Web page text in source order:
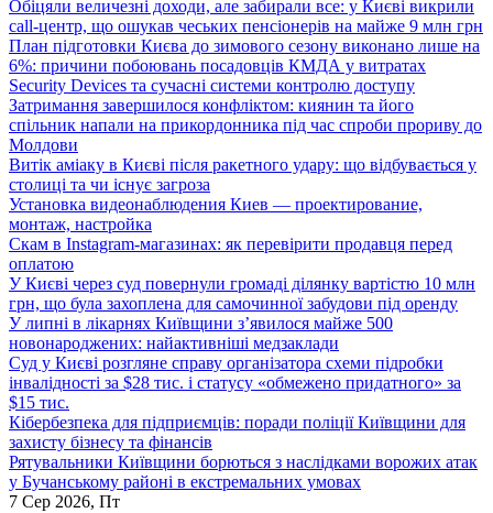
Обіцяли величезні доходи, але забирали все: у Києві викрили
call-центр, що ошукав чеських пенсіонерів на майже 9 млн грн
План підготовки Києва до зимового сезону виконано лише на
6%: причини побоювань посадовців КМДА у витратах
Security Devices та сучасні системи контролю доступу
Затримання завершилося конфліктом: киянин та його
спільник напали на прикордонника під час спроби прориву до
Молдови
Витік аміаку в Києві після ракетного удару: що відбувається у
столиці та чи існує загроза
Установка видеонаблюдения Киев — проектирование,
монтаж, настройка
Скам в Instagram-магазинах: як перевірити продавця перед
оплатою
У Києві через суд повернули громаді ділянку вартістю 10 млн
грн, що була захоплена для самочинної забудови під оренду
У липні в лікарнях Київщини з’явилося майже 500
новонароджених: найактивніші медзаклади
Суд у Києві розгляне справу організатора схеми підробки
інвалідності за $28 тис. і статусу «обмежено придатного» за
$15 тис.
Кібербезпека для підприємців: поради поліції Київщини для
захисту бізнесу та фінансів
Рятувальники Київщини борються з наслідками ворожих атак
у Бучанському районі в екстремальних умовах
7 Сер 2026, Пт